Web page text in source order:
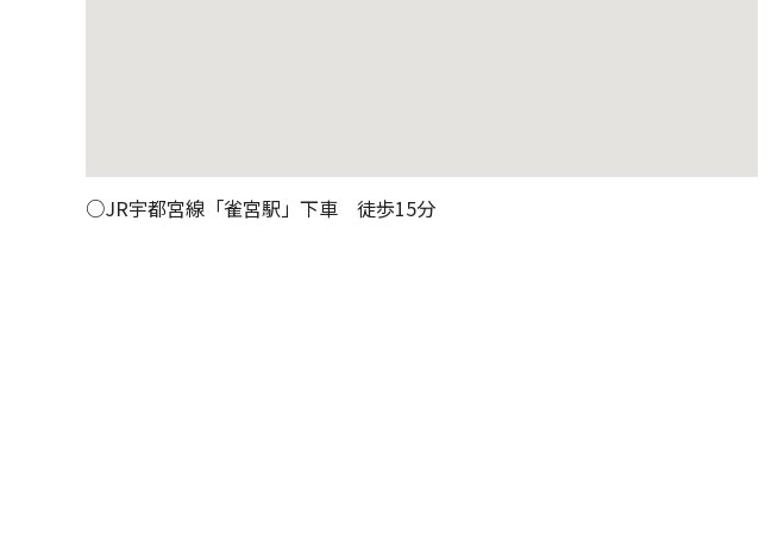
○JR宇都宮線「雀宮駅」下車 徒歩15分